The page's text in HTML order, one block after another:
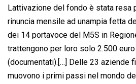
Lattivazione del fondo è stata
rinuncia mensile ad unampia fetta
dei 14 portavoce del M5S in
trattengono per loro solo 2.500
(documentati).[…] Delle 23 aziende
muovono i primi passi nel mondo